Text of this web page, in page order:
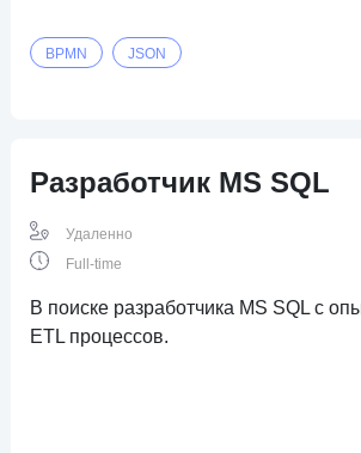
BPMN JSON
Разработчик MS SQL
Удаленно
Full-time
В поиске разработчика MS SQL с
ETL процессов.